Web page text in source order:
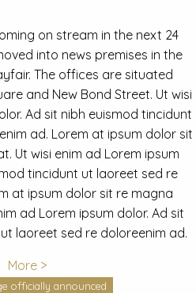
on stream in the next 24
into news premises in the
The offices are situated
and New Bond Street. Ut wisi
Ad sit nibh euismod tincidunt
ad. Lorem at ipsum dolor sit
Ut wisi enim ad Lorem ipsum
tincidunt ut laoreet sed re
at ipsum dolor sit re magna
ad Lorem ipsum dolor. Ad sit
laoreet sed re doloreenim ad.
More >
officially announced